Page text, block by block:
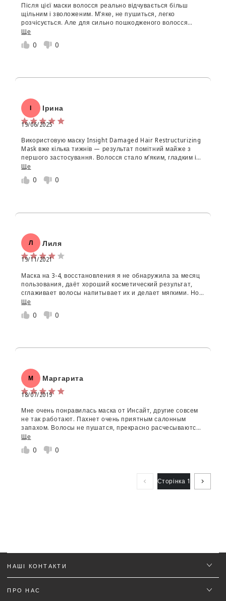
Після цієї маски волосся реально відчувається більш
щільним і зволоженим. М’яке, не пушиться, легко
розчісується. Але для сильно пошкодженого волосся
ефект поступовий — з першого разу “вау” не буде.
Користуюсь регулярно, тоді видно результат.
Ще
0 0
І Ірина
19/06/2025
Використовую маску Insight Damaged Hair Restructurizing
Mask вже кілька тижнів — результат помітний майже з
першого застосування. Волосся стало м’яким, гладким і
менше січеться. Має приємний аромат, добре
розподіляється і не обтяжує. Дуже задоволена, ідеально
підходить для пошкодженого волосся після фарбування.
Ще
0 0
Л Лиля
19/11/2021
Маска на 3-4, восстановления я не обнаружила за месяц
пользования, даёт хороший косметический результат,
сглаживает волосы напитывает их и делает мягкими. Но
я ожидала немного другой результат.
Ще
0 0
М Маргарита
18/07/2019
Мне очень понравилась маска от Инсайт, другие совсем
не так работают. Пахнет очень приятным салонным
запахом. Волосы не пушатся, прекрасно расчесываются
даже без укладки и хорошо лежат. Потрясающая маска,
однозначно всем рекомендую
Ще
0 0
Сторінка 1
НАШІ КОНТАКТИ
ПРО НАС